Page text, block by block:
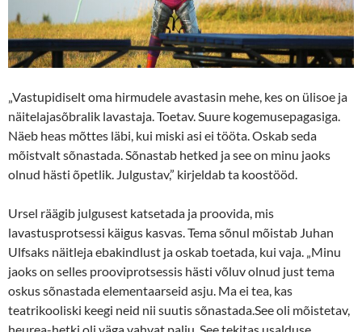
„Vastupidiselt oma hirmudele avastasin mehe, kes on ülisoe ja
näitelajasõbralik lavastaja. Toetav. Suure kogemusepagasiga.
Näeb heas mõttes läbi, kui miski asi ei tööta. Oskab seda
mõistvalt sõnastada. Sõnastab hetked ja see on minu jaoks
olnud hästi õpetlik. Julgustav,” kirjeldab ta koostööd.
Ursel räägib julgusest katsetada ja proovida, mis
lavastusprotsessi käigus kasvas. Tema sõnul mõistab Juhan
Ulfsaks näitleja ebakindlust ja oskab toetada, kui vaja. „Minu
jaoks on selles prooviprotsessis hästi võluv olnud just tema
oskus sõnastada elementaarseid asju. Ma ei tea, kas
teatrikooliski keegi neid nii suutis sõnastada.See oli mõistetav,
heurea-hetki oli väga vahvat palju. See tekitas usalduse